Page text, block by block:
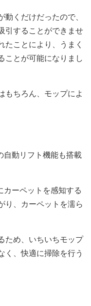
くだけだったので、
引することができませ
たことにより、うまく
ことが可能になりまし
もちろん、モップによ
自動リフト機能も搭載
カーペットを感知する
り、カーペットを濡ら
ため、いちいちモップ
く、快適に掃除を行う